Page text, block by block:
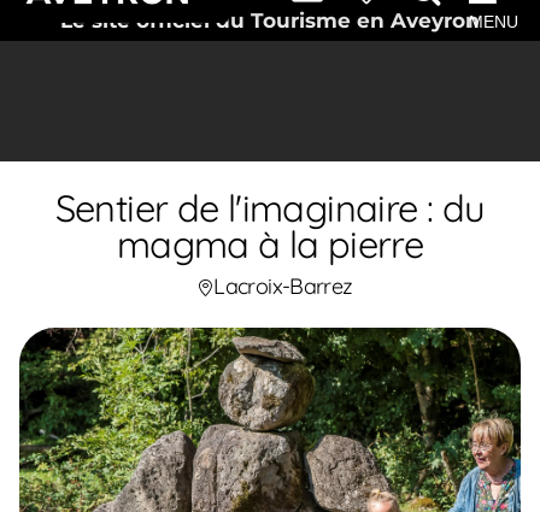
Le site officiel du Tourisme en AveyronMENU
Sentier de l'imaginaire : du
magma à la pierre
Lacroix-Barrez